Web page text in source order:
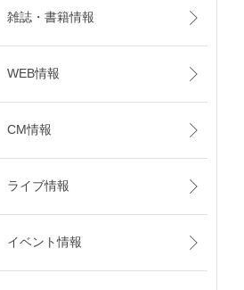
雑誌・書籍情報
WEB情報
CM情報
ライブ情報
イベント情報